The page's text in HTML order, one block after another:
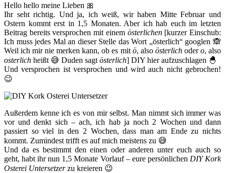
Hello hello meine Lieben 🎀
Ihr seht richtig. Und ja, ich weiß, wir haben Mitte Februar und
Ostern kommt erst in 1,5 Monaten. Aber ich hab euch im letzten
Beitrag bereits versprochen mit einem österlichen[kurzer Einschub:
Ich muss jedes Mal an dieser Stelle das Wort „österlich“ googlen 🙈
Weil ich mir nie merken kann, ob es mit ö, also österlichodero, also
osterlich heißt 😅 Duden sagt österlich] DIY hier aufzuschlagen 🐣
Und versprochen ist versprochen und wird auch nicht gebrochen!
😉
Außerdem kenne ich es von mir selbst. Man nimmt sich immer was
vor und denkt sich – ach, ich hab ja noch 2 Wochen und dann
passiert so viel in den 2 Wochen, dass man am Ende zu nichts
kommt. Zumindest trifft es auf mich meistens zu 😅
Und da es bestimmt den einen oder anderen unter euch auch so
geht, habt ihr nun 1,5 Monate Vorlauf – eure persönlichen DIY Kork
Osterei Untersetzerzu kreieren 😉